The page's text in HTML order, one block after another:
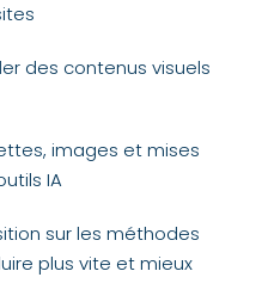
des contenus visuels
images et mises
IA
sur les méthodes
plus vite et mieux